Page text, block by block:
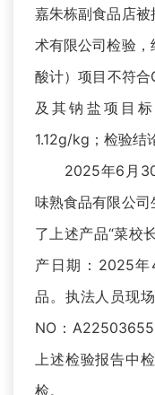
嘉朱栋副食品店
术有限公司检验，
酸计）项目不符
及其钠盐项目
1.12g/kg；检验结
2025年6月30
味熟食品有限公
了上述产品“菜校
产日期：2025
品。执法人员现
NO：
上述检验报告中
检。